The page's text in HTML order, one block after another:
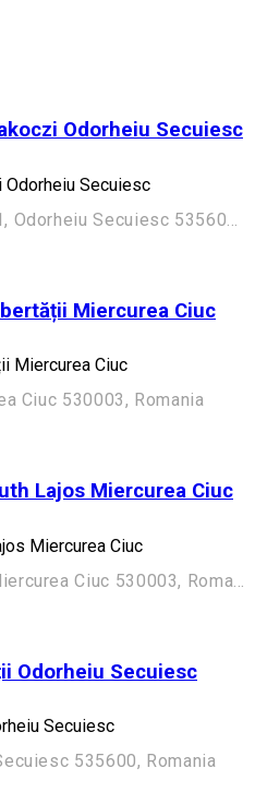
Odorheiu Secuiesc
Odorheiu Secuiesc
Strada II Rákóczi Ferenc 11, Odorheiu Secuiesc 535600, Romania
Miercurea Ciuc
Miercurea Ciuc
Ciuc 530003, Romania
Lajos Miercurea Ciuc
Miercurea Ciuc
Odorheiu Secuiesc
Secuiesc
535600, Romania